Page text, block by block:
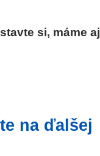
si, máme aj
na ďalšej